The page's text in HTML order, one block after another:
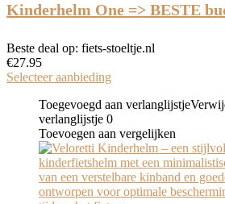
Kinderhelm One => BESTE
Beste deal op: fiets-stoeltje.nl
€27.95
Selecteer aanbieding
Toegevoegd aan verlanglijstje
verlanglijstje 0
Toevoegen aan vergelijken